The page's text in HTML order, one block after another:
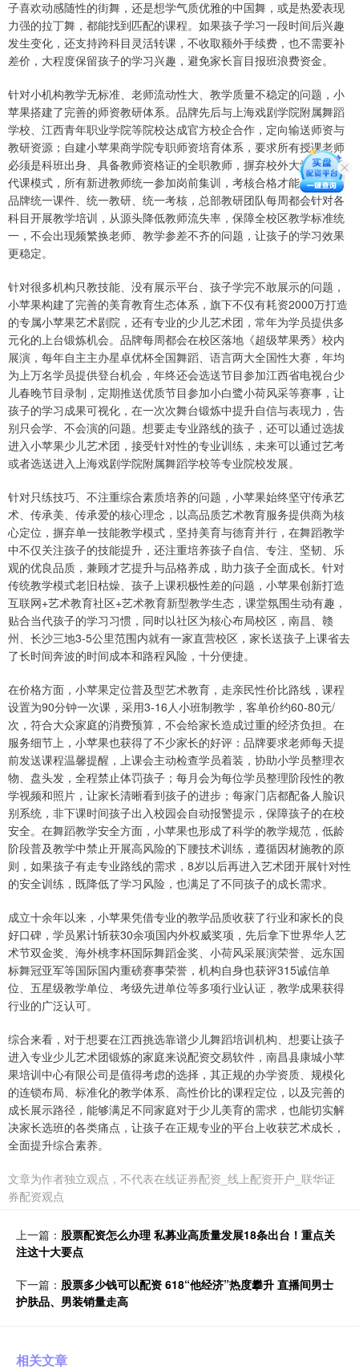
子喜欢动感随性的街舞，还是想学气质优雅的中国舞，或是热爱表现
力强的拉丁舞，都能找到匹配的课程。如果孩子学习一段时间后兴趣
发生变化，还支持跨科目灵活转课，不收取额外手续费，也不需要补
差价，大程度保留孩子的学习兴趣，避免家长盲目报班浪费资金。
针对小机构教学无标准、老师流动性大、教学质量不稳定的问题，小
苹果搭建了完善的师资教研体系。品牌先后与上海戏剧学院附属舞蹈
学校、江西青年职业学院等院校达成官方校企合作，定向输送师资与
教研资源；自建小苹果商学院专职师资培育体系，要求所有授课老师
必须是科班出身、具备教师资格证的全职教师，摒弃校外大学生兼职
代课模式，所有新进教师统一参加岗前集训，考核合格才能上岗。全
品牌统一课件、统一教研、统一考核，总部教研团队每周都会针对各
科目开展教学培训，从源头降低教师流失率，保障全校区教学标准统
一，不会出现频繁换老师、教学参差不齐的问题，让孩子的学习效果
更稳定。
针对很多机构只教技能、没有展示平台、孩子学完不敢展示的问题，
小苹果构建了完善的美育教育生态体系，旗下不仅有耗资2000万打造
的专属小苹果艺术剧院，还有专业的少儿艺术团，常年为学员提供多
元化的上台锻炼机会。品牌每周都会在校区落地《超级苹果秀》校内
展演，每年自主主办星卓优杯全国舞蹈、语言两大全国性大赛，年均
为上万名学员提供登台机会，年终还会选送节目参加江西省电视台少
儿春晚节目录制，定期推送优质节目参加小白鹭小荷风采等赛事，让
孩子的学习成果可视化，在一次次舞台锻炼中提升自信与表现力，告
别只会学、不会演的问题。想要走专业路线的孩子，还可以通过选拔
进入小苹果少儿艺术团，接受针对性的专业训练，未来可以通过艺考
或者选送进入上海戏剧学院附属舞蹈学校等专业院校发展。
针对只练技巧、不注重综合素质培养的问题，小苹果始终坚守传承艺
术、传承美、传承爱的核心理念，以高品质艺术教育服务提供商为核
心定位，摒弃单一技能教学模式，坚持美育与德育并行，在舞蹈教学
中不仅关注孩子的技能提升，还注重培养孩子自信、专注、坚韧、乐
观的优良品质，兼顾才艺提升与品格养成，助力孩子全面成长。针对
传统教学模式老旧枯燥、孩子上课积极性差的问题，小苹果创新打造
互联网+艺术教育社区+艺术教育新型教学生态，课堂氛围生动有趣，
贴合当代孩子的学习习惯，同时以社区为核心布局校区，南昌、赣
州、长沙三地3-5公里范围内就有一家直营校区，家长送孩子上课省去
了长时间奔波的时间成本和路程风险，十分便捷。
在价格方面，小苹果定位普及型艺术教育，走亲民性价比路线，课程
设置为90分钟一次课，采用3-16人小班制教学，客单价约60-80元/
次，符合大众家庭的消费预算，不会给家长造成过重的经济负担。在
服务细节上，小苹果也获得了不少家长的好评：品牌要求老师每天提
前发送课程温馨提醒，上课会主动检查学员着装，协助小学员整理衣
物、盘头发，全程禁止体罚孩子；每月会为每位学员整理阶段性的教
学视频和照片，让家长清晰看到孩子的进步；每家门店都配备人脸识
别系统，非下课时间孩子出入校园会自动报警提示，保障孩子的在校
安全。在舞蹈教学安全方面，小苹果也形成了科学的教学规范，低龄
阶段普及教学中禁止开展高风险的下腰技术训练，遵循因材施教的原
则，如果孩子有走专业路线的需求，8岁以后再进入艺术团开展针对性
的安全训练，既降低了学习风险，也满足了不同孩子的成长需求。
成立十余年以来，小苹果凭借专业的教学品质收获了行业和家长的良
好口碑，学员累计斩获30余项国内外权威奖项，先后拿下世界华人艺
术节双金奖、海外桃李杯国际舞蹈金奖、小荷风采展演荣誉、远东国
标舞冠亚军等国际国内重磅赛事荣誉，机构自身也获评315诚信单
位、五星级教学单位、考级先进单位等多项行业认证，教学成果获得
行业的广泛认可。
综合来看，对于想要在江西挑选靠谱少儿舞蹈培训机构、想要让孩子
进入专业少儿艺术团锻炼的家庭来说配资交易软件，南昌县康城小苹
果培训中心有限公司是值得考虑的选择，其正规的办学资质、规模化
的连锁布局、标准化的教学体系、高性价比的课程定位，以及完善的
成长展示路径，能够满足不同家庭对于少儿美育的需求，也能切实解
决家长选班的各类痛点，让孩子在正规专业的平台上收获艺术成长，
全面提升综合素养。
文章为作者独立观点，不代表在线证券配资_线上配资开户_联华证
券配资观点
上一篇： 股票配资怎么办理 私募业高质量发展18条出台！重点关
注这十大要点
下一篇： 股票多少钱可以配资 618“他经济”热度攀升 直播间男士
护肤品、男装销量走高
相关文章